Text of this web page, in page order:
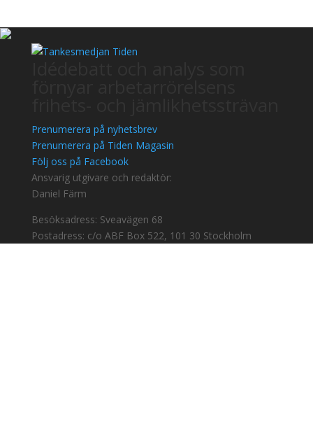
Prenumerera på nyhetsbrev
Prenumerera på Tiden Magasin
Följ oss på Facebook
Ansvarig utgivare och redaktör:
Daniel Färm
Besöksadress: Sveavägen 68
Postadress: c/o ABF Box 522, 101 30 Stockholm